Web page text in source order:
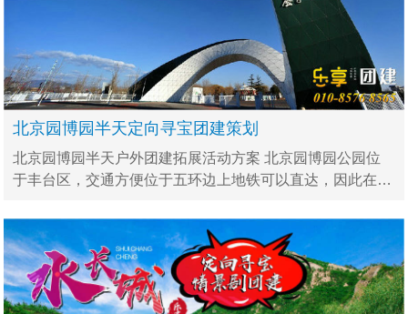
北京园博园半天定向寻宝团建策划
北京园博园半天户外团建拓展活动方案 北京园博园公园位
于丰台区，交通方便位于五环边上地铁可以直达，因此在组
上较为紧张的团队可以考虑这里，公园的面积很大同时